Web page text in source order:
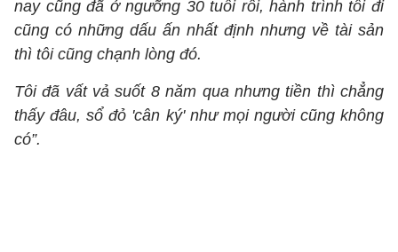
nay cũng đã ở ngưỡng 30 tuổi rồi, hành trình tôi đi
cũng có những dấu ấn nhất định nhưng về tài sản
thì tôi cũng chạnh lòng đó.
Tôi đã vất vả suốt 8 năm qua nhưng tiền thì chẳng
thấy đâu, sổ đỏ 'cân ký' như mọi người cũng không
có”.